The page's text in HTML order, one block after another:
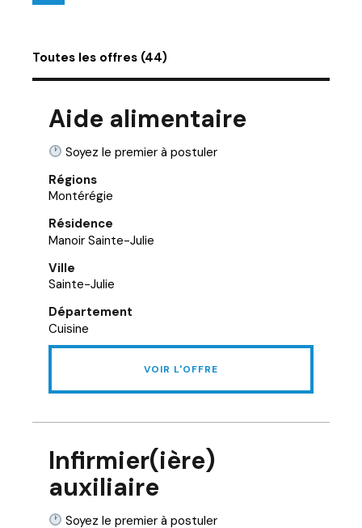
Toutes les offres (44)
Aide alimentaire
Soyez le premier à postuler
Régions
Montérégie
Résidence
Manoir Sainte-Julie
Ville
Sainte-Julie
Département
Cuisine
VOIR L'OFFRE
Infirmier(ière)
auxiliaire
Soyez le premier à postuler